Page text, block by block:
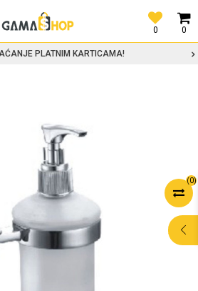
0
0
PLATNIM KARTICAMA!
(0)